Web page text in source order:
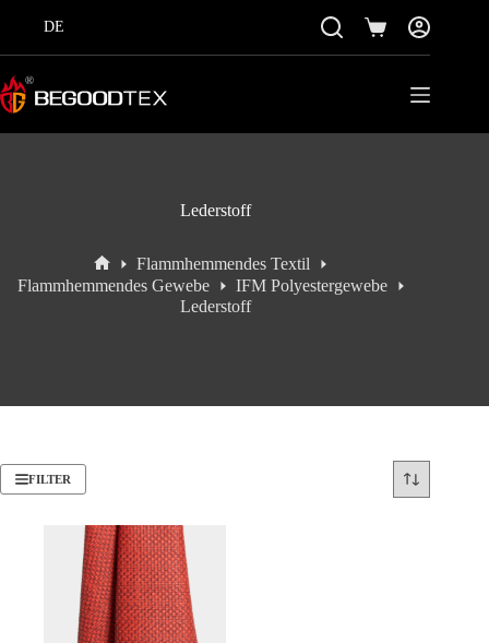
DE Einkaufswagen
Lederstoff
Startseite
Flammhemmendes Textil
Flammhemmendes Gewebe
IFM Polyestergewebe
Lederstoff
FILTER